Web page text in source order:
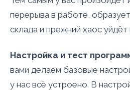
перерыва в работе,
склада и прежний хаос
Настройка и тест
вами делаем базовые
у нас всё устроено. В